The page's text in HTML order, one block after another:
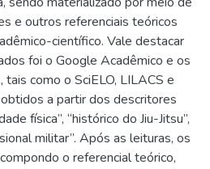
e outros referenciais teóricos
científico. Vale destacar
foi o Google Acadêmico e os
como o SciELO, LILACS e
a partir dos descritores
física”, “histórico do Jiu-Jitsu”,
militar”. Após as leituras, os
o referencial teórico,